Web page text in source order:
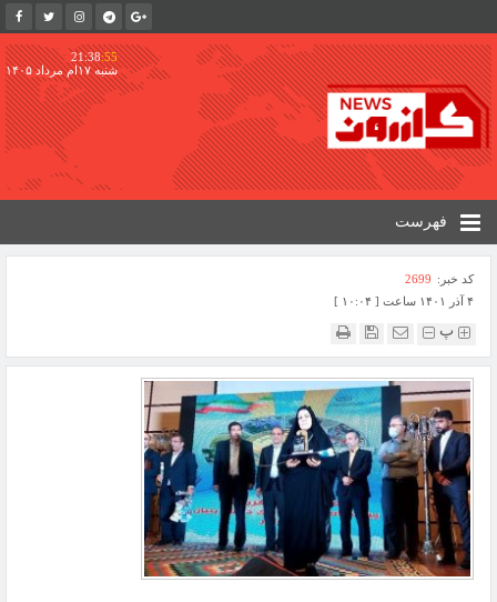
21:38:56
شنبه ۱۷ام مرداد ۱۴۰۵
فهرست
کد خبر: 2699
۴ آذر ۱۴۰۱ ساعت [ ۱۰:۰۴ ]
پ